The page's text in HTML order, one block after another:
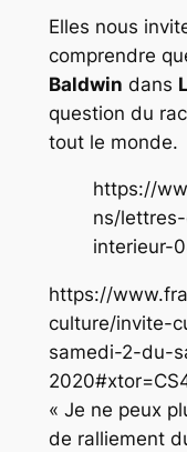
Elles nous
comprendre
Baldwin dans
question du
tout le monde.
https://
ns/
interieur-
https://
culture/invite-
samedi-2-du-
« Je ne peux
de ralliement